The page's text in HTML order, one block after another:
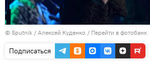
© Sputnik / Алексей Куденко / Перейти в фотобанк
Подписаться